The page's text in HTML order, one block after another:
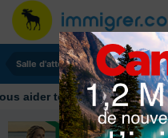
Salle d'attente - échanges de dates